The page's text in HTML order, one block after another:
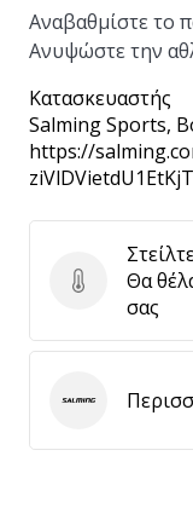
Αναβαθμίστε το
Ανυψώστε την
Κατασκευαστής
Salming Sports,
https://
Στείλτε
Θα
σας
Salming